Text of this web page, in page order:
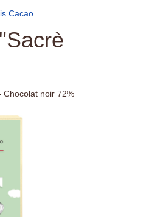
Cacao
Chocolat noir 72%